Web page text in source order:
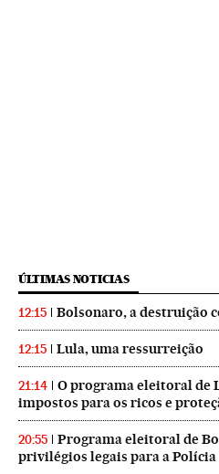
ÚLTIMAS NOTICIAS
12:15 Bolsonaro, a destruição
12:15 Lula, uma ressurreição
21:14
O programa eleitoral de
impostos para os ricos e
20:55
Programa eleitoral de
privilégios legais para a Polícia